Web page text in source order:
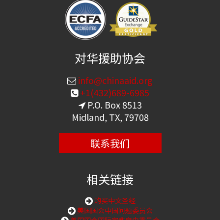
对华援助协会
info@chinaaid.org
+1(432)689-6985
P.O. Box 8513
Midland, TX, 79708
联系我们
相关链接
购买中文圣经
美国国会中国问题委员会